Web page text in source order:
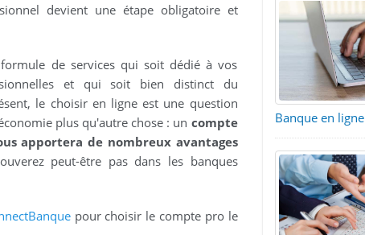
devient une étape obligatoire et
de services qui soit dédié à vos
et qui soit bien distinct du
le choisir en ligne est une question
plus qu'autre chose : un compte
apportera de nombreux avantages
peut-être pas dans les banques
pour choisir le compte pro le
Banque en ligne